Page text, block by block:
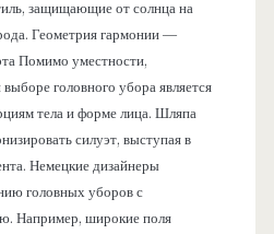
защищающие от солнца на
Геометрия гармонии —
Помимо уместности,
головного убора является
тела и форме лица. Шляпа
силуэт, выступая в
Немецкие дизайнеры
головных уборов с
Например, широкие поля